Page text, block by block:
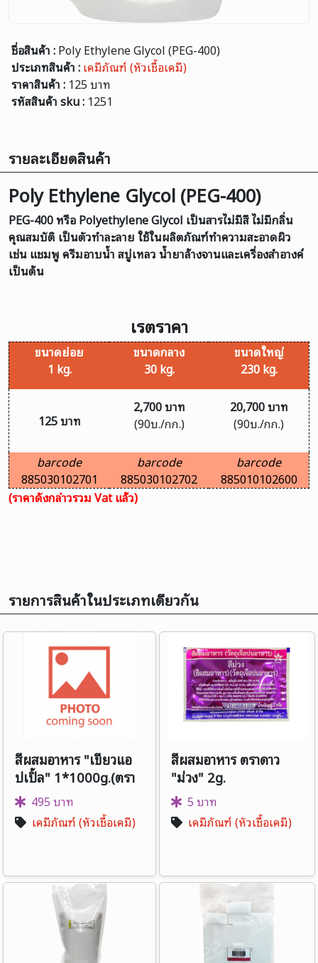
ชื่อสินค้า :Poly Ethylene Glycol (PEG-400)
ประเภทสินค้า :เคมีภัณฑ์ (หัวเชื้อเคมี)
ราคาสินค้า : 125 บาท
รหัสสินค้า sku : 1251
รายละเอียดสินค้า
Poly Ethylene Glycol (PEG-400)
PEG-400 หรือ Polyethylene Glycol เป็นสารไม่มีสี ไม่มีกลิ่น
คุณสมบัติ เป็นตัวทำละลาย ใช้ในผลิตภัณฑ์ทำความสะอาดผิว
เช่น แชมพู ครีมอาบน้ำ สบู่เหลว น้ำยาล้างจานและเครื่องสำอางค์
เป็นต้น
เรตราคา
ขนาดย่อย
1 kg.
ขนาดกลาง
30 kg.
ขนาดใหญ่
230 kg.
125 บาท
2,700 บาท
(90บ./กก.)
20,700 บาท
(90บ./กก.)
barcode
885030102701
barcode
885030102702
barcode
885010102600
(ราคาดังกล่าวรวม Vat แล้ว)
รายการสินค้าในประเภทเดียวกัน
สีผสมอาหาร "เขียวแอ
ปเปิ้ล" 1*1000g.(ตรา
ดาว)495 บาท
เคมีภัณฑ์ (หัวเชื้อเคมี)
สีผสมอาหาร ตราดาว
"ม่วง" 2g.
5 บาท
เคมีภัณฑ์ (หัวเชื้อเคมี)